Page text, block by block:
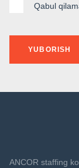
Qabul
YUBORISH
ANCOR staffing